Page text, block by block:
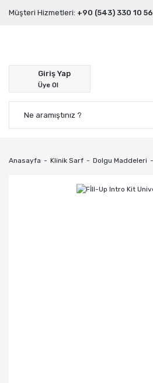
Müşteri Hizmetleri: +90 (543) 330 10 56
Giriş Yap
Üye Ol
Anasayfa Klinik Sarf Dolgu Maddeleri